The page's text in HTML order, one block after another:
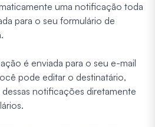
uma notificação toda
para o seu formulário de
é enviada para o seu e-mail
pode editar o destinatário,
notificações diretamente